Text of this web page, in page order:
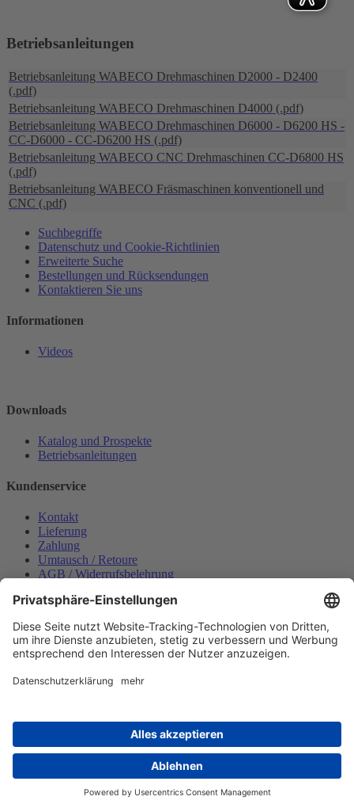
Betriebsanleitungen
Betriebsanleitung WABECO Drehmaschinen D2000 - D2400
(.pdf)
Betriebsanleitung WABECO Drehmaschinen D4000 (.pdf)
Betriebsanleitung WABECO Drehmaschinen D6000 - D6200 HS -
CC-D6000 - CC-D6200 HS (.pdf)
Betriebsanleitung WABECO CNC Drehmaschinen CC-D6800 HS
(.pdf)
Betriebsanleitung WABECO Fräsmaschinen konventionell und
CNC (.pdf)
Suchbegriffe
Datenschutz und Cookie-Richtlinien
Erweiterte Suche
Bestellungen und Rücksendungen
Kontaktieren Sie uns
Informationen
Videos
Downloads
Katalog und Prospekte
Betriebsanleitungen
Kundenservice
Kontakt
Lieferung
Zahlung
Umtausch / Retoure
AGB / Widerrufsbelehrung
Datenschutzerklärung
Bestellung widerrufen
Mein konto
Zahlungsmöglichkeiten
Copyright © 2025 Wabeco